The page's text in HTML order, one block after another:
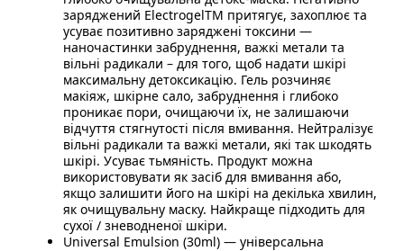
заряджений ElectrogelTM притягує, захоплює та
усуває позитивно заряджені токсини —
наночастинки забруднення, важкі метали та
вільні радикали – для того, щоб надати шкірі
максимальну детоксикацію. Гель розчиняє
макіяж, шкірне сало, забруднення і глибоко
проникає пори, очищаючи їх, не залишаючи
відчуття стягнутості після вмивання. Нейтралізує
вільні радикали та важкі метали, які так шкодять
шкірі. Усуває тьмяність. Продукт можна
використовувати як засіб для вмивання або,
якщо залишити його на шкірі на декілька хвилин,
як очищувальну маску. Найкраще підходить для
сухої / зневодненої шкіри.
Universal Emulsion (30ml) — універсальна